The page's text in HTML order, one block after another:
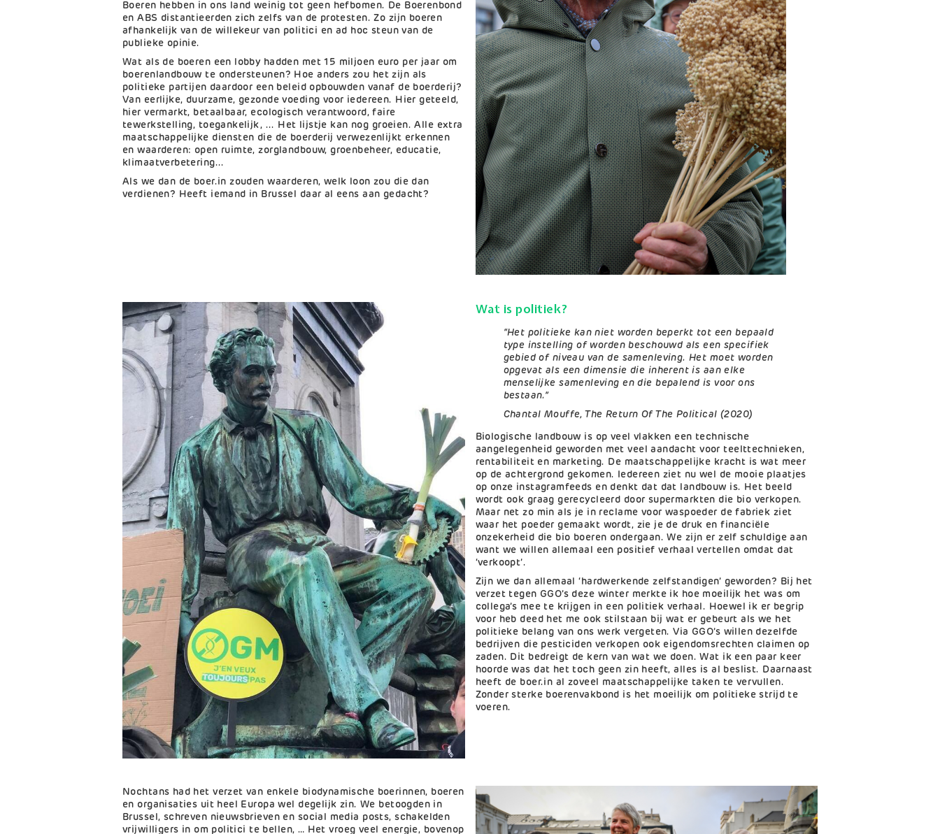
Boeren hebben in ons land weinig tot geen hefbomen. De Boerenbond
en ABS distantieerden zich zelfs van de protesten. Zo zijn boeren
afhankelijk van de willekeur van politici en ad hoc steun van de
publieke opinie.
Wat als de boeren een lobby hadden met 15 miljoen euro per jaar om
boerenlandbouw te ondersteunen? Hoe anders zou het zijn als
politieke partijen daardoor een beleid opbouwden vanaf de boerderij?
Van eerlijke, duurzame, gezonde voeding voor iedereen. Hier geteeld,
hier vermarkt, betaalbaar, ecologisch verantwoord, faire
tewerkstelling, toegankelijk, ... Het lijstje kan nog groeien. Alle extra
maatschappelijke diensten die de boerderij verwezenlijkt erkennen
en waarderen: open ruimte, zorglandbouw, groenbeheer, educatie,
klimaatverbetering...
Als we dan de boer.in zouden waarderen, welk loon zou die dan
verdienen? Heeft iemand in Brussel daar al eens aan gedacht?
Wat is politiek?
“Het politieke kan niet worden beperkt tot een bepaald
type instelling of worden beschouwd als een specifiek
gebied of niveau van de samenleving. Het moet worden
opgevat als een dimensie die inherent is aan elke
menselijke samenleving en die bepalend is voor ons
bestaan.”
Chantal Mouffe, The Return Of The Political (2020)
Biologische landbouw is op veel vlakken een technische
aangelegenheid geworden met veel aandacht voor teelttechnieken,
rentabiliteit en marketing. De maatschappelijke kracht is wat meer
op de achtergrond gekomen. Iedereen ziet nu wel de mooie plaatjes
op onze instagramfeeds en denkt dat dat landbouw is. Het beeld
wordt ook graag gerecycleerd door supermarkten die bio verkopen.
Maar net zo min als je in reclame voor waspoeder de fabriek ziet
waar het poeder gemaakt wordt, zie je de druk en financiële
onzekerheid die bio boeren ondergaan. We zijn er zelf schuldige aan
want we willen allemaal een positief verhaal vertellen omdat dat
‘verkoopt’.
Zijn we dan allemaal ‘hardwerkende zelfstandigen’ geworden? Bij het
verzet tegen GGO’s deze winter merkte ik hoe moeilijk het was om
collega’s mee te krijgen in een politiek verhaal. Hoewel ik er begrip
voor heb deed het me ook stilstaan bij wat er gebeurt als we het
politieke belang van ons werk vergeten. Via GGO’s willen dezelfde
bedrijven die pesticiden verkopen ook eigendomsrechten claimen op
zaden. Dit bedreigt de kern van wat we doen. Wat ik een paar keer
hoorde was dat het toch geen zin heeft, alles is al beslist. Daarnaast
heeft de boer.in al zoveel maatschappelijke taken te vervullen.
Zonder sterke boerenvakbond is het moeilijk om politieke strijd te
voeren.
Nochtans had het verzet van enkele biodynamische boerinnen, boeren
en organisaties uit heel Europa wel degelijk zin. We betoogden in
Brussel, schreven nieuwsbrieven en social media posts, schakelden
vrijwilligers in om politici te bellen, … Het vroeg veel energie, bovenop